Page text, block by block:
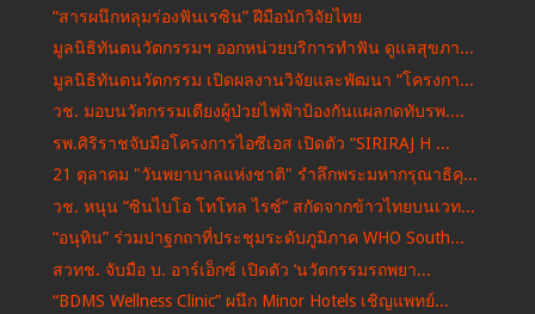
“สารผนึกหลุมร่องฟันเรซิน” ฝีมือนักวิจัยไทย
มูลนิธิทันตนวัตกรรมฯ ออกหน่วยบริการทำฟัน ดูแลสุขภา...
มูลนิธิทันตนวัตกรรม เปิดผลงานวิจัยและพัฒนา “โครงกา...
วช. มอบนวัตกรรมเตียงผู้ป่วยไฟฟ้าป้องกันแผลกดทับรพ....
รพ.ศิริราชจับมือโครงการไอซีเอส เปิดตัว “SIRIRAJ H ...
21 ตุลาคม "วันพยาบาลแห่งชาติ" รำลึกพระมหากรุณาธิคุ...
วช. หนุน “ซินไบโอ โทโทล ไรซ์” สกัดจากข้าวไทยบนเวท...
“อนุทิน” ร่วมปาฐกถาที่ประชุมระดับภูมิภาค WHO South...
สวทช. จับมือ บ. อาร์เอ็กซ์ เปิดตัว ‘นวัตกรรมรถพยา...
“BDMS Wellness Clinic” ผนึก Minor Hotels เชิญแพทย์...